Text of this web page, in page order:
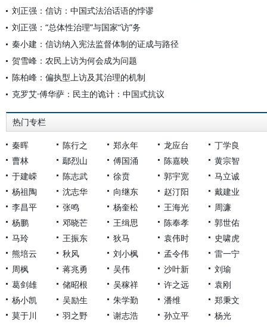
刘正强：信访：中国式法治话语的悖谬
刘正强：“总体性治理”与国家“访”务
秦小建：信访纳入宪法监督体制的证成与路径
贺雪峰：农民上访为何会成为问题
陈柏峰：偏执型上访及其治理的机制
克罗艾·傅华萨：民主的诡计：中国式抗议
热门专栏
秦晖 陈行之 郑永年 龙应台
丁学良
曹林
鄢烈山 傅国涌 陈嘉映
黄宗智
于建嵘
陈志武 徐贲 郭宇宽
马立诚
杨祖陶
沈志华 向继东 赵汀阳
戴建业
李昌平
张鸣 杨奎松 王海光
周濂
杨鹏
邓晓芒 王缉思 陈奉孝
郭世佑
马玲
王振东 狄马 袁伟时
史啸虎
熊培云
秋风 刘小枫 孟令伟
雷一宁
周枫
蒋兆勇 吴伟 沙叶新
刘瑜
葛剑雄
储昭根 吴稼祥 许之远
袁刚
杨小凯
吴励生 朱学勤 潘维
郑秉文
莫于川
羽之野 谢志浩 孙立平 杨光